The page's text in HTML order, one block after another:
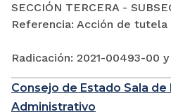
SECCIÓN TERCERA -
Referencia: Acción de tutela
Radicación: 2021-00493-00
Consejo de Estado Sala
Administrativo